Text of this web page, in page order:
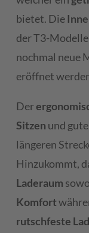
bietet. Die
der T3-
nochmal neue
eröffnet
Der
Sitzen und
längeren
Hinzukommt,
Laderaum
Komfort
rutschfeste